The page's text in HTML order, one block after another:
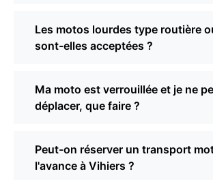
Les motos lourdes type routière
sont-elles acceptées ?
Ma moto est verrouillée et je ne
déplacer, que faire ?
Peut-on réserver un transport
l'avance à Vihiers ?